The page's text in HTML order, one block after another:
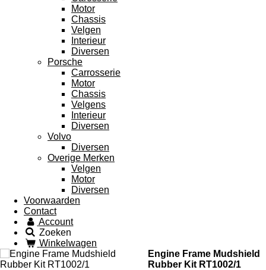
Motor
Chassis
Velgen
Interieur
Diversen
Porsche
Carrosserie
Motor
Chassis
Velgens
Interieur
Diversen
Volvo
Diversen
Overige Merken
Velgen
Motor
Diversen
Voorwaarden
Contact
Account
Zoeken
Winkelwagen
Engine Frame Mudshield
Rubber Kit RT1002/1